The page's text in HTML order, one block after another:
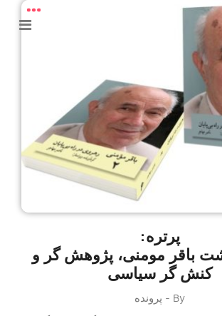
پرتره:
باقر مومنی، پژوهش گر و
کنش گر سیاسی
By - پرونده